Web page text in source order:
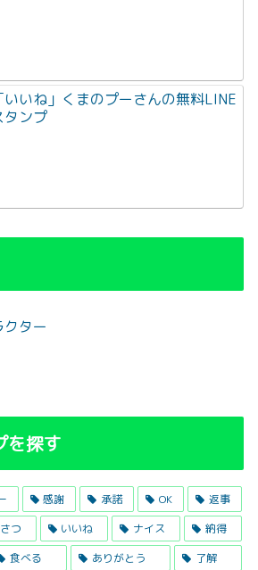
いいね」くまのプーさんの無料LINE
タンプ
ター
を探す
感謝 承諾 OK
返事
つ いいね ナイス
納得
食べる ありがとう 了解